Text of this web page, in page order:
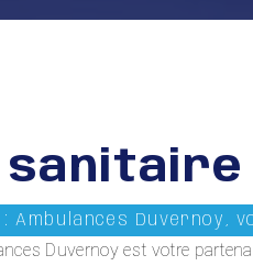
Duvernoy,
Duvernoy est votre